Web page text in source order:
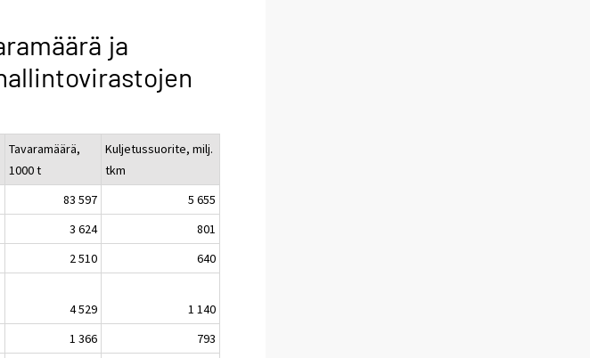
ja
Tavaramäärä,
1000 t
Kuljetussuorite, milj.
tkm
83 597
5 655
3 624
801
2 510
640
4 529
1 140
1 366
793